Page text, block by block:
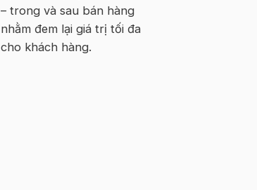
– trong và sau bán hàng
nhằm đem lại giá trị tối đa
cho khách hàng.